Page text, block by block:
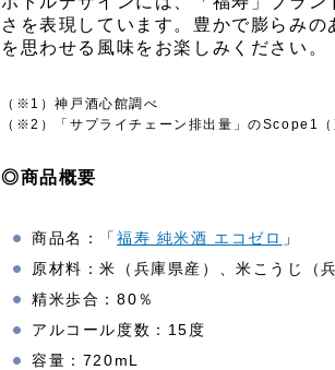
さを表現しています。豊かで膨らみ
を思わせる風味をお楽しみください。
（※1）神戸酒心館調べ
（※2）「サプライチェーン排出量」のScope1
◎商品概要
商品名：「 福寿 純米酒 エコゼロ 」
原材料：米（兵庫県産）、米こうじ（
精米歩合：80％
アルコール度数：15度
容量：720mL